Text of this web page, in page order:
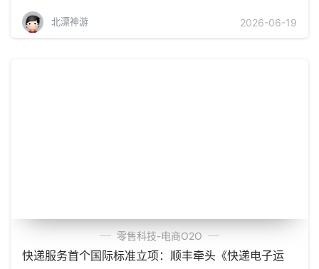
北漂神游 2026-06-19
零售科技-电商O2O
快递服务首个国际标准立项：顺丰牵头《快递电子运